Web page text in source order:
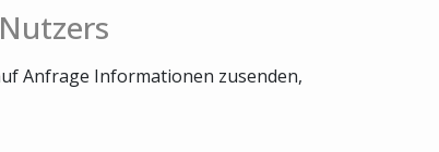
Anfrage Informationen zusenden,